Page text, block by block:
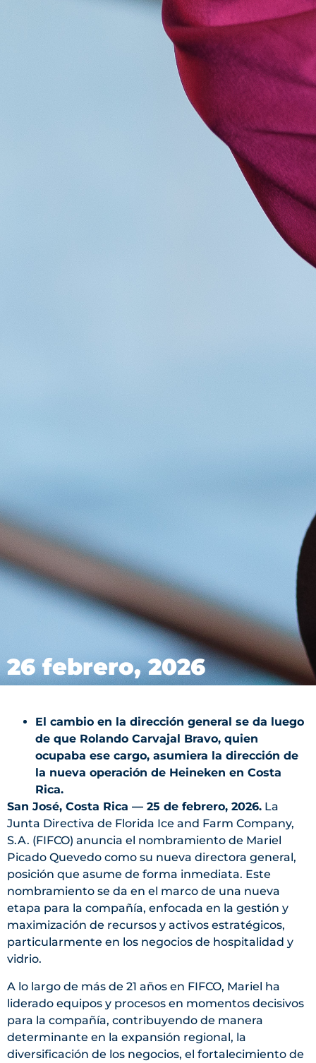
26 febrero, 2026
El cambio en la dirección general se da luego
de que Rolando Carvajal Bravo, quien
ocupaba ese cargo, asumiera la dirección de
la nueva operación de Heineken en Costa
Rica.
San José, Costa Rica — 25 de febrero, 2026. La
Junta Directiva de Florida Ice and Farm Company,
S.A. (FIFCO) anuncia el nombramiento de Mariel
Picado Quevedo como su nueva directora general,
posición que asume de forma inmediata. Este
nombramiento se da en el marco de una nueva
etapa para la compañía, enfocada en la gestión y
maximización de recursos y activos estratégicos,
particularmente en los negocios de hospitalidad y
vidrio.
A lo largo de más de 21 años en FIFCO, Mariel ha
liderado equipos y procesos en momentos decisivos
para la compañía, contribuyendo de manera
determinante en la expansión regional, la
diversificación de los negocios, el fortalecimiento de